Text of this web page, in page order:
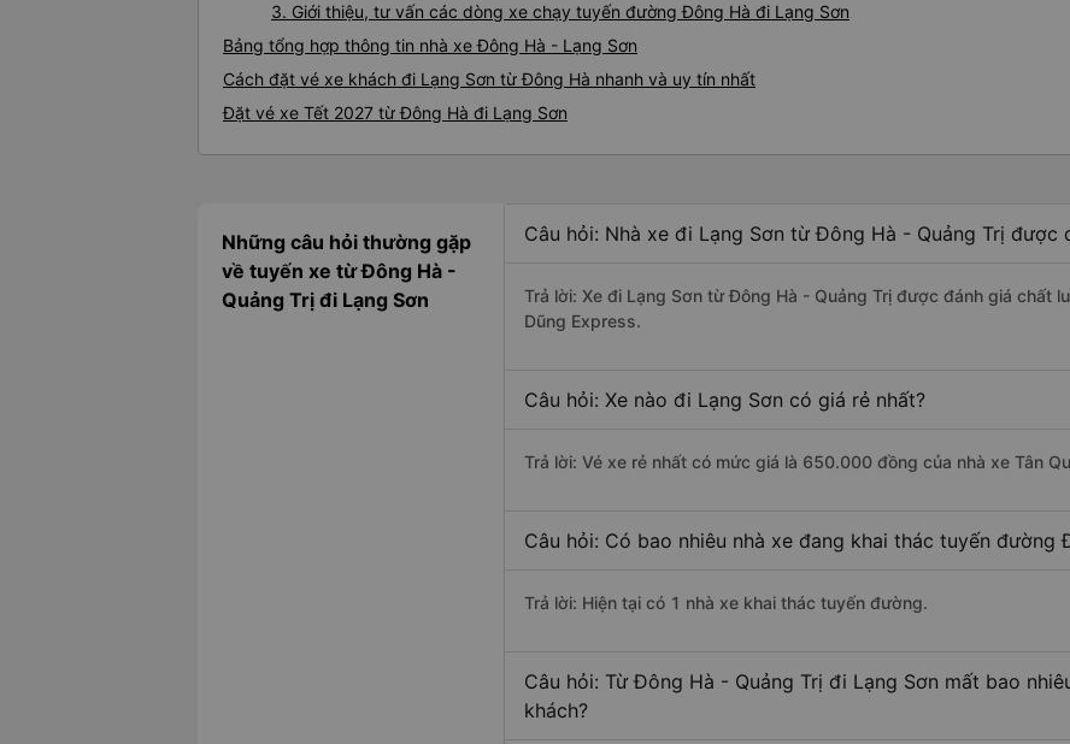
3. Giới thiệu, tư vấn các dòng xe chạy tuyến đường Đông Hà đi Lạng Sơn
Bảng tổng hợp thông tin nhà xe Đông Hà - Lạng Sơn
Cách đặt vé xe khách đi Lạng Sơn từ Đông Hà nhanh và uy tín nhất
Đặt vé xe Tết 2027 từ Đông Hà đi Lạng Sơn
Những câu hỏi thường gặp
về tuyến xe từ Đông Hà -
Quảng Trị đi Lạng Sơn
Câu hỏi: Nhà xe đi Lạng Sơn từ Đông Hà - Quảng Trị được
Trả lời: Xe đi Lạng Sơn từ Đông Hà - Quảng Trị được đánh giá chất
Dũng Express.
Câu hỏi: Xe nào đi Lạng Sơn có giá rẻ nhất?
Trả lời: Vé xe rẻ nhất có mức giá là 650.000 đồng của nhà xe Tân
Câu hỏi: Có bao nhiêu nhà xe đang khai thác tuyến đường
Trả lời: Hiện tại có 1 nhà xe khai thác tuyến đường.
Câu hỏi: Từ Đông Hà - Quảng Trị đi Lạng Sơn mất bao
khách?